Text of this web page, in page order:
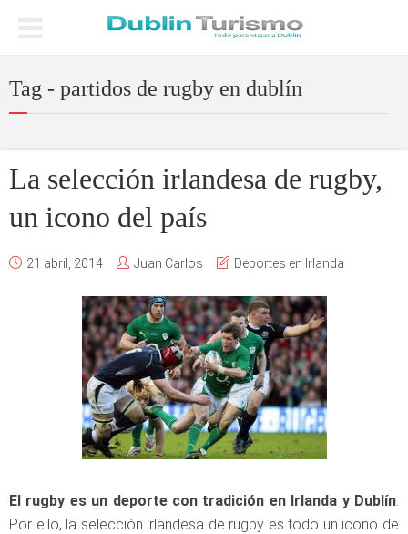
Tag - partidos de rugby en dublín
La selección irlandesa de rugby,
un icono del país
21 abril, 2014 Juan Carlos Deportes en Irlanda
El rugby es un deporte con tradición en Irlanda y Dublín.
Por ello, la selección irlandesa de rugby es todo un icono de